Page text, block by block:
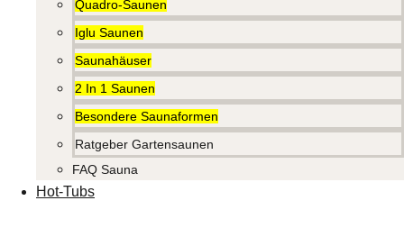
Quadro-Saunen
Iglu Saunen
Saunahäuser
2 In 1 Saunen
Besondere Saunaformen
Ratgeber Gartensaunen
FAQ Sauna
Hot-Tubs